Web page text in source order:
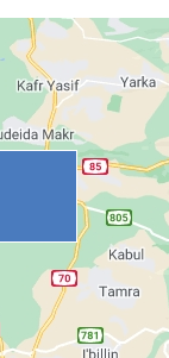
A DAY IN A LIFE
קפה במטולה